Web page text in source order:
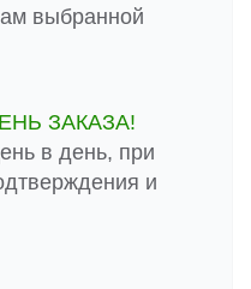
выбранной
ЗАКАЗА!
в день, при
и